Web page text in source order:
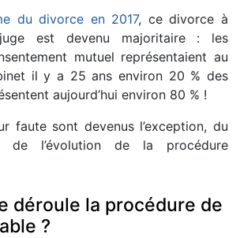
du divorce en 2017, ce divorce à
juge est devenu majoritaire : les
mutuel représentaient au
il y a 25 ans environ 20 % des
aujourd’hui environ 80 % !
faute sont devenus l’exception, du
de l’évolution de la procédure
déroule la procédure de
?